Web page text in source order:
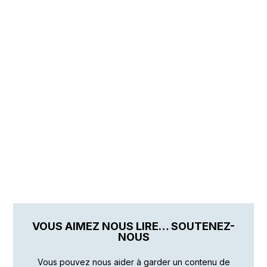
VOUS AIMEZ NOUS LIRE… SOUTENEZ-
NOUS
Vous pouvez nous aider à garder un contenu de